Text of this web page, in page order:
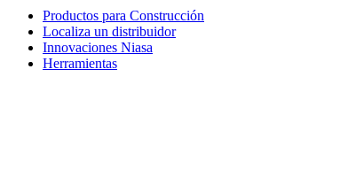
Productos para Construcción
Localiza un distribuidor
Innovaciones Niasa
Herramientas